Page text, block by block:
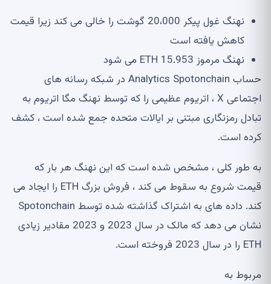
نهنگ غول پیکر 20،000 گوشت را خالی می کند زیرا قیمت
کاهش یافته است
نهنگ مرموز 15.953 ETH می شود
حساب Analytics Spotonchain در شبکه رسانه های
اجتماعی X ، اتریوم عظیمی را که توسط نهنگ مگا اتریوم به
تبادل رمزنگاری مبتنی بر ایالات متحده جمع شده است ، کشف
کرده است.
به طور کلی ، مشخص شده است که این نهنگ هر بار که
قیمت شروع به سقوط می کند ، فروش بزرگ ETH را ایجاد می
کند. داده های به اشتراک گذاشته شده توسط Spotonchain
نشان می دهد که مالک در سال 2023 و 2023 مقادیر زیادی
ETH را در سال 2023 فروخته است.
مربوط به